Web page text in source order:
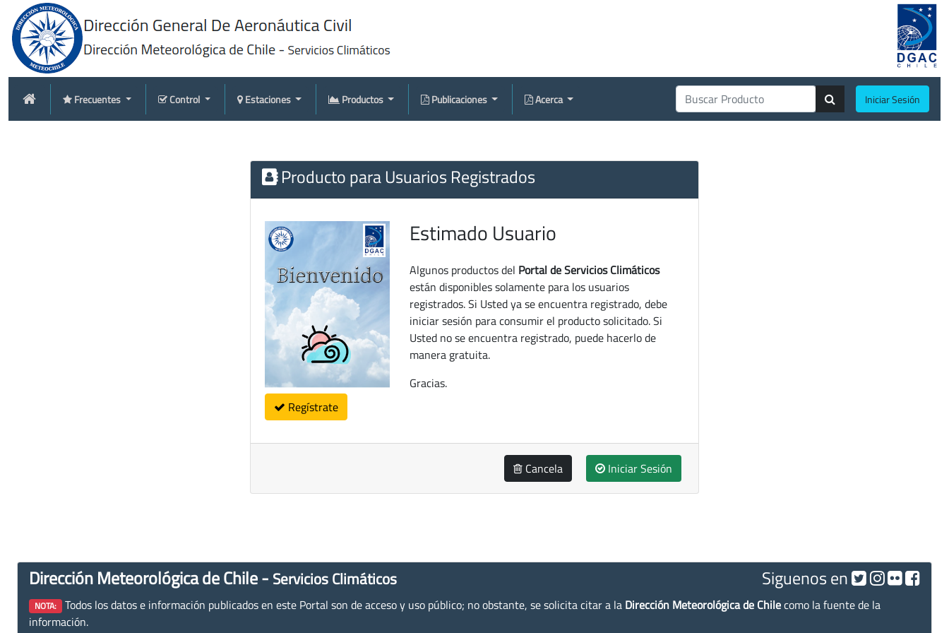
Frecuentes Control Estaciones Productos Publicaciones Acerca Iniciar Sesión
Producto para Usuarios Registrados
Regístrate
Estimado Usuario
Algunos productos del Portal de Servicios Climáticos
están disponibles solamente para los usuarios
registrados. Si Usted ya se encuentra registrado, debe
iniciar sesión para consumir el producto solicitado. Si
Usted no se encuentra registrado, puede hacerlo de
manera gratuita.
Gracias.
Cancela Iniciar Sesión
Dirección Meteorológica de Chile - Servicios Climáticos Siguenos en
NOTA: Todos los datos e información publicados en este Portal son de acceso y uso público; no obstante, se solicita citar a la Dirección Meteorológica de Chilecomo la fuente de la
información.